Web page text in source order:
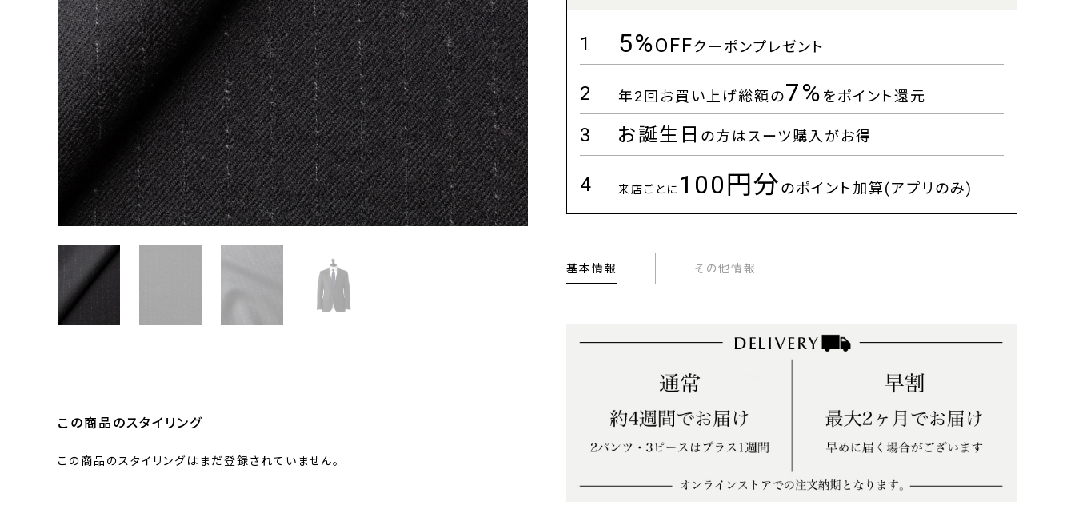
1 5%OFFクーポンプレゼント
2 年2回お買い上げ総額の7%をポイント還元
3 お誕生日 の方はスーツ購入がお得
4 来店ごとに 100円分のポイント加算(アプリのみ)
基本情報 その他情報
この商品のスタイリング
この商品のスタイリングはまだ登録されていません。